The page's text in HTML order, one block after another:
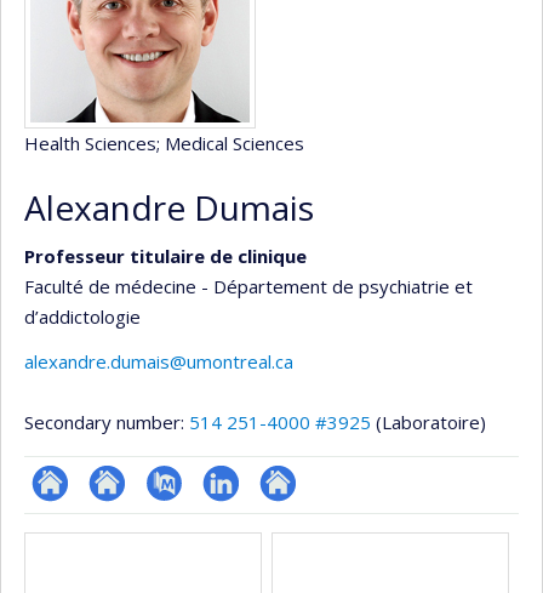
Health Sciences; Medical Sciences
Alexandre Dumais
Professeur titulaire de clinique
Faculté de médecine - Département de psychiatrie et
d’addictologie
alexandre.dumais@umontreal.ca
Secondary number: 514 251-4000 #3925 (Laboratoire)
ResearchGate
Site
PubMedLinkedInAutre
Media